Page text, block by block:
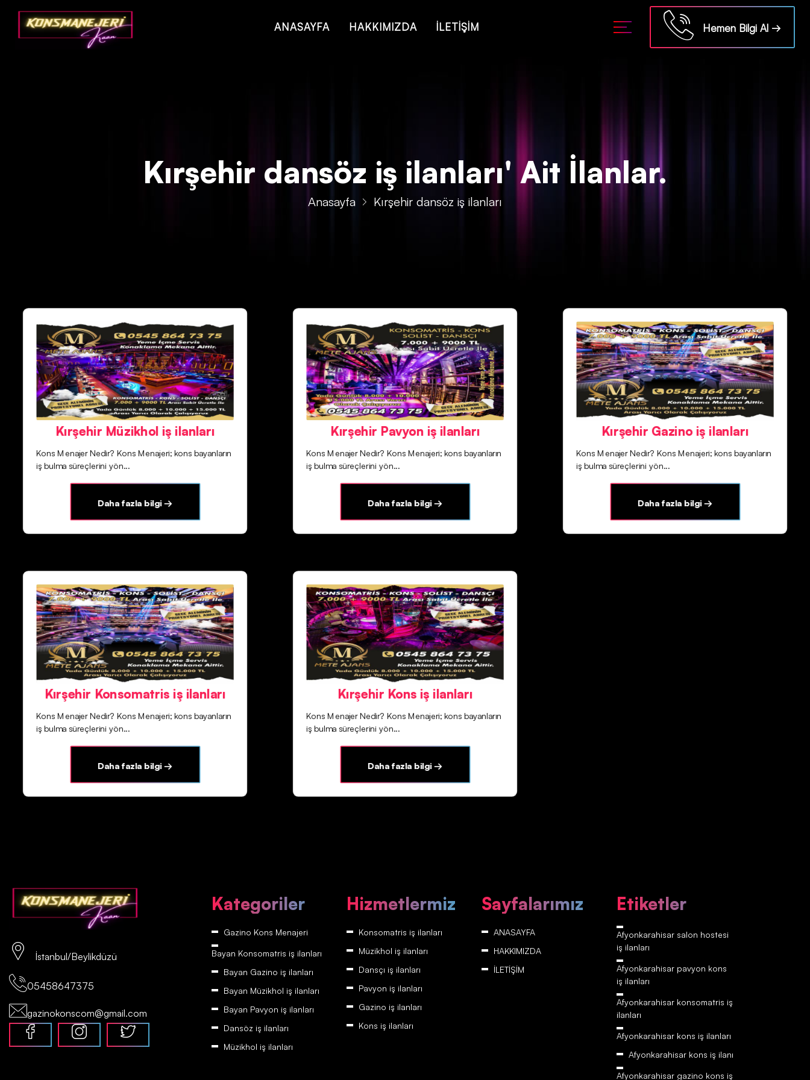
Deprecated: json_decode(): Passing null to parameter #1 ($json) of type string is deprecated in/home/konsmenajericom/public_html/api/kontrol/etiket.php on line18
ANASAYFA HAKKIMIZDA İLETİŞİM Hemen Bilgi Al →
Kırşehir dansöz iş ilanları' Ait İlanlar.
Anasayfa Kırşehir dansöz iş ilanları
Kırşehir Müzikhol iş ilanları
Kons Menajer Nedir? Kons Menajeri; kons bayanların
iş bulma süreçlerini yön...
Daha fazla bilgi →
Kırşehir Pavyon iş ilanları
Kons Menajer Nedir? Kons Menajeri; kons bayanların
iş bulma süreçlerini yön...
Daha fazla bilgi →
Kırşehir Gazino iş ilanları
Kons Menajer Nedir? Kons Menajeri; kons bayanların
iş bulma süreçlerini yön...
Daha fazla bilgi →
Kırşehir Konsomatris iş ilanları
Kons Menajer Nedir? Kons Menajeri; kons bayanların
iş bulma süreçlerini yön...
Daha fazla bilgi →
Kırşehir Kons iş ilanları
Kons Menajer Nedir? Kons Menajeri; kons bayanların
iş bulma süreçlerini yön...
Daha fazla bilgi →
İstanbul/Beylikdüzü
05458647375
gazinokonscom@gmail.com
Kategoriler
Gazino Kons Menajeri
Bayan Konsomatris iş ilanları
Bayan Gazino iş ilanları
Bayan Müzikhol iş ilanları
Bayan Pavyon iş ilanları
Dansöz iş ilanları
Müzikhol iş ilanları
Hizmetlermiz
Konsomatris iş ilanları
Müzikhol iş ilanları
Dansçı iş ilanları
Pavyon iş ilanları
Gazino iş ilanları
Kons iş ilanları
Sayfalarımız
ANASAYFA
HAKKIMIZDA
İLETİŞİM
Etiketler
Afyonkarahisar‎‎‎‎ salon hostesi
iş ilanları
Afyonkarahisar‎‎‎‎ pavyon kons
iş ilanları
Afyonkarahisar‎‎‎‎ konsomatris iş
ilanları
Afyonkarahisar‎‎‎‎ kons iş ilanları
Afyonkarahisar‎‎‎‎ kons iş ilanı
Afyonkarahisar‎‎‎‎ gazino kons iş